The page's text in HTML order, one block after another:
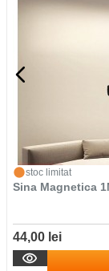
stoc limitat
Sina Magnetica
44,00 lei